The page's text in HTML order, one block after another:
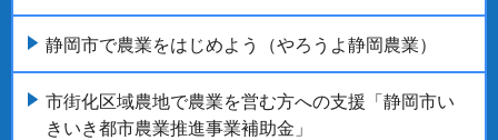
静岡市で農業をはじめよう（やろうよ静岡農業）
市街化区域農地で農業を営む方への支援「静岡市い
きいき都市農業推進事業補助金」